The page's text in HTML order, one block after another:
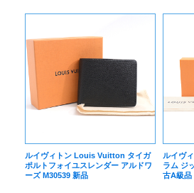
ルイヴィトン Louis Vuitton タイガ
ポルトフォイユスレンダー アルドワ
ーズ M30539 新品
ルイヴ
ラム ジ
古A級品